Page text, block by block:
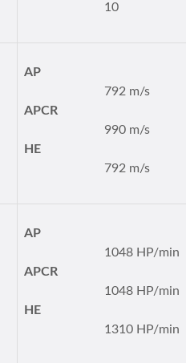
10
AP
792 m/s
APCR
990 m/s
HE
792 m/s
AP
1048 HP/min
APCR
1048 HP/min
HE
1310 HP/min